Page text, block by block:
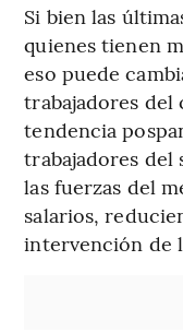
Si bien las
quienes tienen
eso puede
trabajadores
tendencia
trabajadores del
las fuerzas del
salarios,
intervención de